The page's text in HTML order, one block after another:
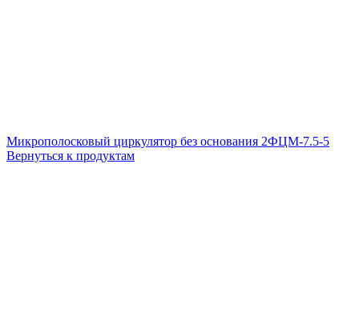
Микрополосковый циркулятор без основания 2ФЦМ-7.5-5
Вернуться к продуктам